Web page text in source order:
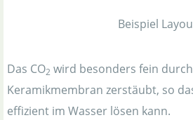
Beispiel
Das CO2 wird besonders fein
Keramikmembran zerstäubt, so
effizient im Wasser lösen kann.